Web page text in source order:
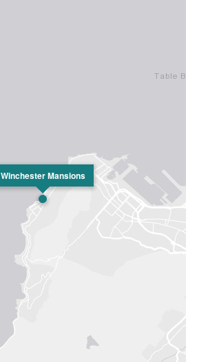
Winchester Mansions